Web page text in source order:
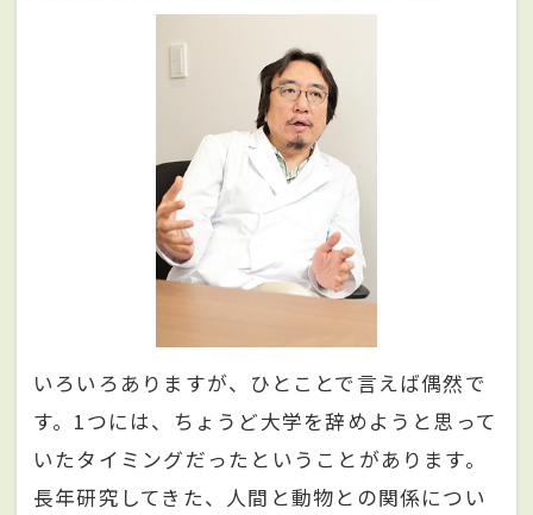
いろいろありますが、ひとことで言えば偶然で
す。1つには、ちょうど大学を辞めようと思って
いたタイミングだったということがあります。
長年研究してきた、人間と動物との関係につい